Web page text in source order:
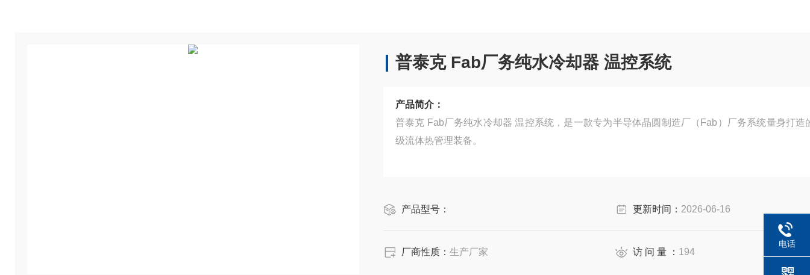
普泰克 Fab厂务纯水冷却器 温控系统
产品简介：
普泰克 Fab厂务纯水冷却器 温控系统，是一款专为半导体晶圆制造厂（Fab）厂务系统量身打造
级流体热管理装备。
产品型号： 更新时间： 2026-06-16
厂商性质： 生产厂家 访 问 量 ： 194
电话